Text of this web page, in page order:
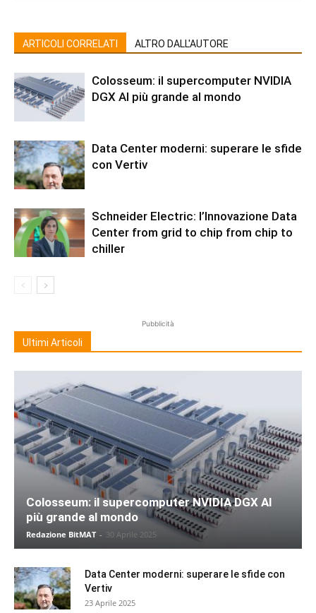
ARTICOLI CORRELATI ALTRO DALL'AUTORE
Colosseum: il supercomputer NVIDIA
DGX AI più grande al mondo
Data Center moderni: superare le sfide
con Vertiv
Schneider Electric: l’Innovazione Data
Center from grid to chip from chip to
chiller
Pubblicità
Ultimi Articoli
Colosseum: il supercomputer NVIDIA DGX AI
più grande al mondo
Redazione BitMAT - 30 Aprile 2025
Data Center moderni: superare le sfide con
Vertiv
23 Aprile 2025